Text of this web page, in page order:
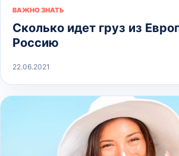
ВАЖНО ЗНАТЬ
Сколько идет груз из
Россию
22.06.2021